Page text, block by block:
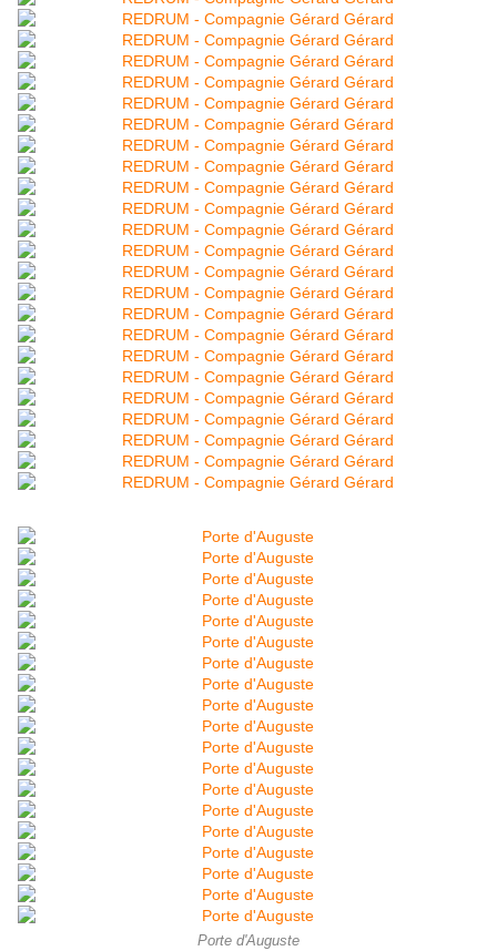
Porte d'Auguste